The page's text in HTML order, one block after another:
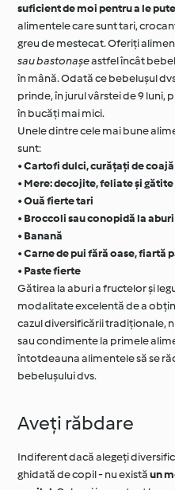
suficient de moi pentru a le
alimentele care sunt tari,
greu de mestecat. Oferiți
sau bastonașeastfel încât
în mână. Odată ce bebelușul
prinde, în jurul vârstei de 9 luni,
în bucăți mai mici.
Unele dintre cele mai bune
sunt:
•Cartofi dulci, curățați de
• Mere: decojite, feliate și gătite
•Ouă fierte tari
• Broccoli sau conopidă la aburi
• Banană
•Carne de pui fără oase, fiartă
• Paste fierte
Gătirea la aburi a fructelor și
modalitate excelentă de a
cazul diversificării tradiționale,
sau condimente la primele
întotdeauna alimentele să se
bebelușului dvs.
Aveți răbdare
Indiferent dacă alegeți
ghidată de copil - nu existăun